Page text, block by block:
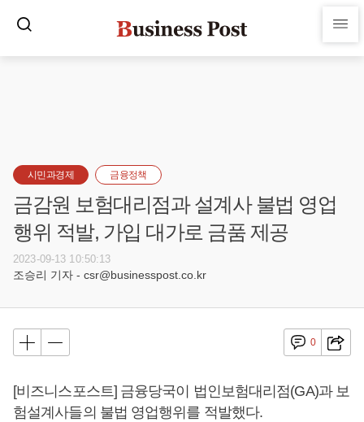
시민과경제 금융정책
금감원 보험대리점과 설계사 불법 영업
행위 적발, 가입 대가로 금품 제공
2023-09-13 10:50:13
조승리 기자 - csr@businesspost.co.kr
0
[비즈니스포스트] 금융당국이 법인보험대리점(GA)과 보
험설계사들의 불법 영업행위를 적발했다.